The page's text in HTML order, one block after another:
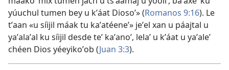
yúuchul tumen bey u kʼáat Diosoʼ» (Romanos 9:16). Le
tʼaan «u síijil máak tu kaʼatéeneʼ» jeʼel xan u páajtal u
yaʼalaʼal ku síijil desde teʼ kaʼanoʼ, lelaʼ u kʼáat u yaʼaleʼ
chéen Dios yéeyikoʼob (Juan 3:3).